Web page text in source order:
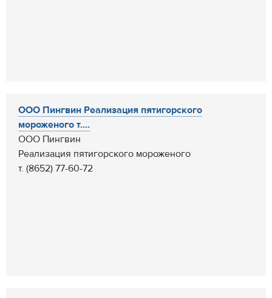
ООО Пингвин Реализация пятигорского
мороженого т....
ООО Пингвин
Реализация пятигорского мороженого
т. (8652) 77-60-72